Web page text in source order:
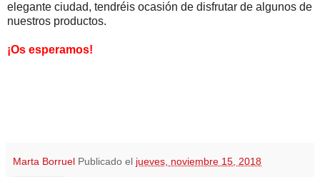
elegante ciudad, tendréis ocasión de disfrutar de algunos de
nuestros productos.
¡Os esperamos!
Marta Borruel Publicado el jueves, noviembre 15, 2018